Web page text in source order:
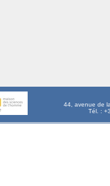
44, avenue de
Tél. :